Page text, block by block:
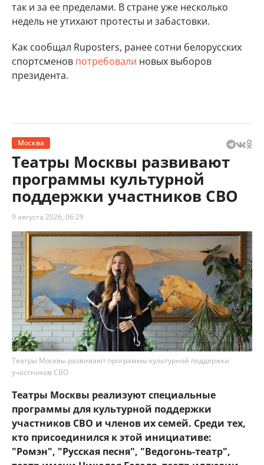
так и за ее пределами. В стране уже несколько
недель не утихают протесты и забастовки.
Как сообщал Ruposters, ранее сотни белорусских
спортсменов потребовали новых выборов
президента.
Москва
Театры Москвы развивают
программы культурной
поддержки участников СВО
9 августа 2026, 06:29
Театры Москвы развивают программы культурной поддержки
участников СВО
Театры Москвы реализуют специальные
программы для культурной поддержки
участников СВО и членов их семей. Среди тех,
кто присоединился к этой инициативе:
"Ромэн", "Русская песня", "Ведогонь-театр",